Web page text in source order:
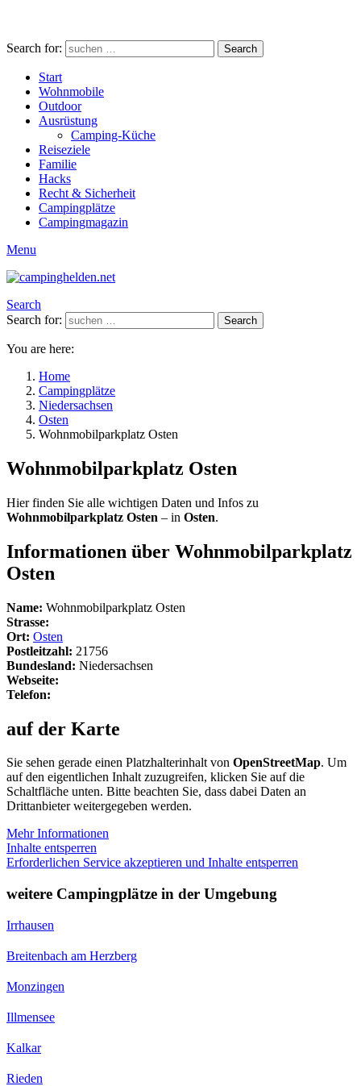
Search for: Search
Start
Wohnmobile
Outdoor
Ausrüstung
Camping-Küche
Reiseziele
Familie
Hacks
Recht & Sicherheit
Campingplätze
Campingmagazin
Menu
Search
Search for:
Search
You are here:
Home
Campingplätze
Niedersachsen
Osten
Wohnmobilparkplatz Osten
Wohnmobilparkplatz Osten
Hier finden Sie alle wichtigen Daten und Infos zu
Wohnmobilparkplatz Osten – in Osten.
Informationen über Wohnmobilparkplatz
Osten
Name: Wohnmobilparkplatz Osten
Strasse:
Ort: Osten
Postleitzahl: 21756
Bundesland: Niedersachsen
Webseite:
Telefon:
auf der Karte
Sie sehen gerade einen Platzhalterinhalt von OpenStreetMap. Um
auf den eigentlichen Inhalt zuzugreifen, klicken Sie auf die
Schaltfläche unten. Bitte beachten Sie, dass dabei Daten an
Drittanbieter weitergegeben werden.
Mehr Informationen
Inhalte entsperren
Erforderlichen Service akzeptieren und Inhalte entsperren
weitere Campingplätze in der Umgebung
Irrhausen
Breitenbach am Herzberg
Monzingen
Illmensee
Kalkar
Rieden